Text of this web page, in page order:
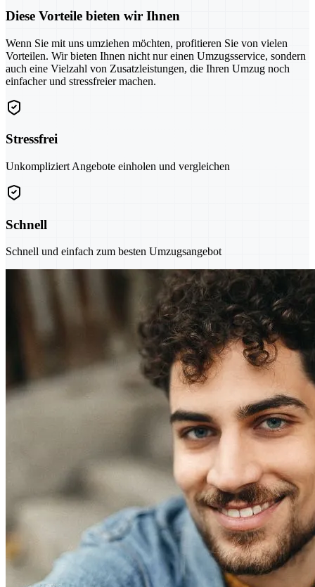
Diese Vorteile bieten wir Ihnen
Wenn Sie mit uns umziehen möchten, profitieren Sie von vielen
Vorteilen. Wir bieten Ihnen nicht nur einen Umzugsservice, sondern
auch eine Vielzahl von Zusatzleistungen, die Ihren Umzug noch
einfacher und stressfreier machen.
Stressfrei
Unkompliziert Angebote einholen und vergleichen
Schnell
Schnell und einfach zum besten Umzugsangebot